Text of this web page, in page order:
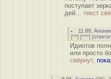
поступает
дей... текст
11.89 ,
[^^] [^^^] [
Идиотов
или просто
свёрнут,